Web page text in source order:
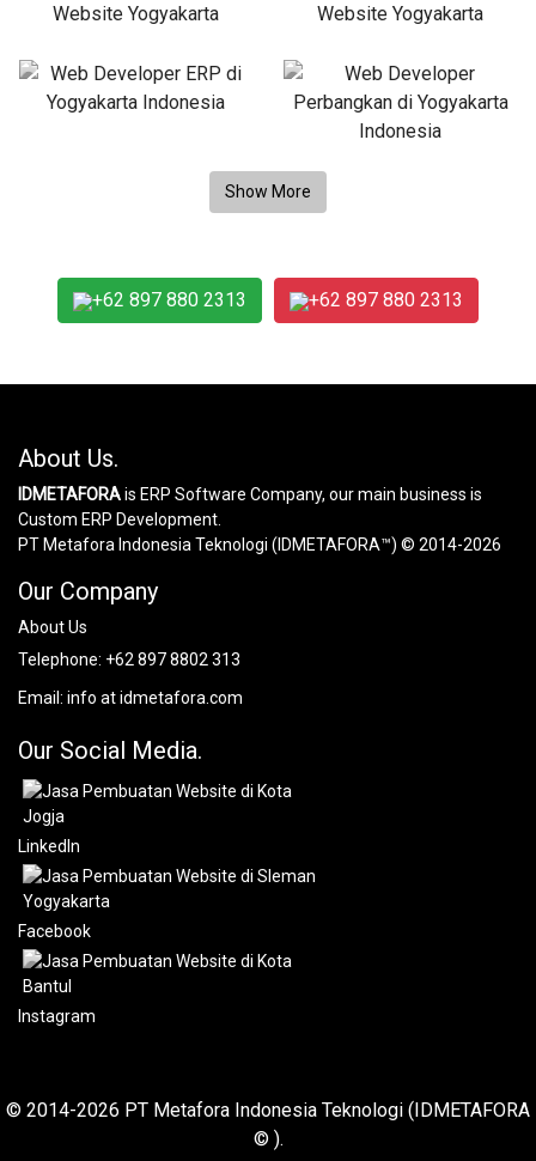
+62 897 880 2313 +62 897 880 2313
About Us.
IDMETAFORAis ERP Software Company, our main business is
Custom ERP Development.
PT Metafora Indonesia Teknologi (IDMETAFORA™) © 2014-2026
Our Company
About Us
Telephone: +62 897 8802 313
Email: info at idmetafora.com
Our Social Media.
LinkedIn
Facebook
Instagram
© 2014-2026 PT Metafora Indonesia Teknologi (IDMETAFORA
© ).